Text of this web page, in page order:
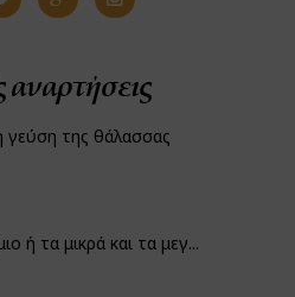
αναρτήσεις
της θάλασσας
ή τα μικρά και τα μεγ...